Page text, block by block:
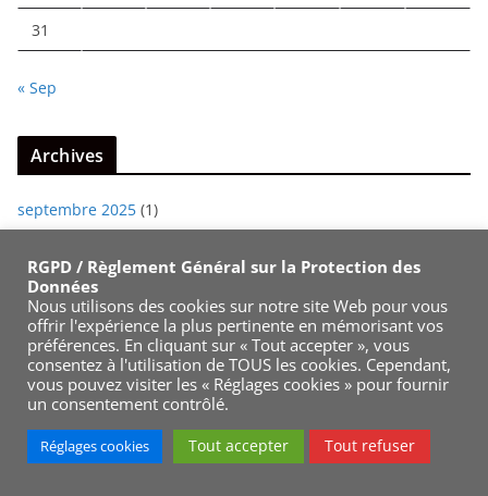
31
« Sep
Archives
septembre 2025 (1)
janvier 2025 (5)
décembre 2024(1)
novembre 2024(2)
août 2024(4)
juillet 2024(4)
janvier 2024(1)
RGPD / Règlement Général sur la Protection des
Données
Nous utilisons des cookies sur notre site Web pour vous
offrir l'expérience la plus pertinente en mémorisant vos
préférences. En cliquant sur « Tout accepter », vous
consentez à l'utilisation de TOUS les cookies. Cependant,
vous pouvez visiter les « Réglages cookies » pour fournir
un consentement contrôlé.
Réglages cookies Tout accepter Tout refuser